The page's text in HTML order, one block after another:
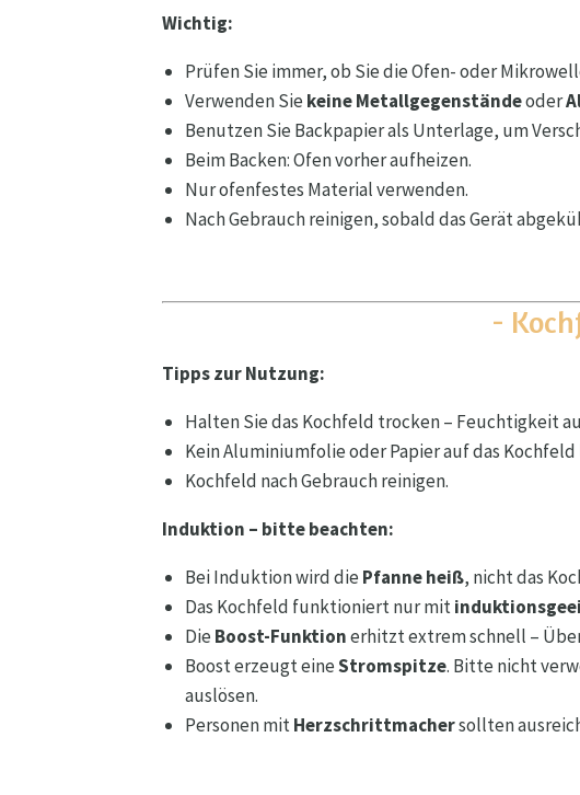
Wichtig:
Prüfen Sie immer, ob Sie die Ofen- oder
Verwenden Sie keine Metallgegenständeoder
Benutzen Sie Backpapier als Unterlage, um
Beim Backen: Ofen vorher aufheizen.
Nur ofenfestes Material verwenden.
Nach Gebrauch reinigen, sobald das Gerät
-
Tipps zur Nutzung:
Halten Sie das Kochfeld trocken – Feuchtigkeit
Kein Aluminiumfolie oder Papier auf das Kochfeld
Kochfeld nach Gebrauch reinigen.
Induktion – bitte beachten:
Bei Induktion wird die Pfanne heiß, nicht das
Das Kochfeld funktioniert nur mit
Die Boost-Funktionerhitzt extrem schnell –
Boost erzeugt eineStromspitze. Bitte nicht
auslösen.
Personen mitHerzschrittmachersollten